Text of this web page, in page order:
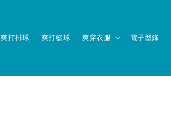
爽打排球 爽打籃球 爽穿衣服 電子型錄